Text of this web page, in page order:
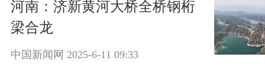
河南：济新黄河大桥全桥钢桁
梁合龙
中国新闻网 2025-6-11 09:33